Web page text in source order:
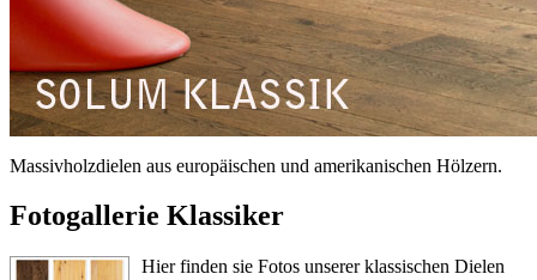
Massivholzdielen aus europäischen und amerikanischen Hölzern.
Fotogallerie Klassiker
Hier finden sie Fotos unserer klassischen Dielen